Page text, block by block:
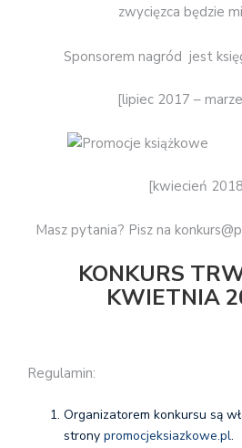
zwycięzca będzie
Sponsorem nagród jest
[lipiec 2017 –
[kwiecień
Masz pytania? Pisz na
KONKURS
KWIETNIA
Regulamin:
Organizatorem konkursu są
strony promocjeksiazkowe.pl.